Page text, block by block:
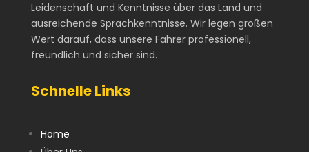
Leidenschaft und Kenntnisse über das Land und
ausreichende Sprachkenntnisse. Wir legen großen
Wert darauf, dass unsere Fahrer professionell,
freundlich und sicher sind.
Schnelle Links
Home